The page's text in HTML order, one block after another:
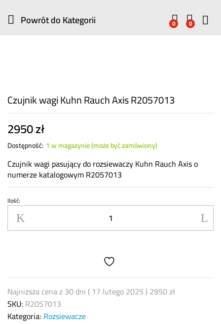
Powrót doKategorii 0 0
Czujnik wagi Kuhn Rauch Axis R2057013
2950zł
Dostępność: 1 w magazynie (może być zamówiony)
Czujnik wagi pasujący do rozsiewaczy Kuhn Rauch Axis o
numerze katalogowym R2057013
Czujnik
wagi
Kuhn
quantity
Ilość:
Najniższa cena z 30 dni ( 17 lutego 2025)2950zł
SKU: R2057013
Kategoria: Rozsiewacze